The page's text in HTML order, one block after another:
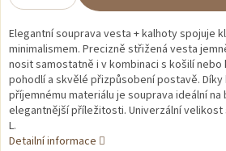
Elegantní souprava vesta + kalhoty spojuje
minimalismem. Precizně střižená vesta
nosit samostatně i v kombinaci s košilí
pohodlí a skvělé přizpůsobení postavě. Díky
příjemnému materiálu je souprava ideální na
elegantnější příležitosti. Univerzální velikost
L.
Detailní informace